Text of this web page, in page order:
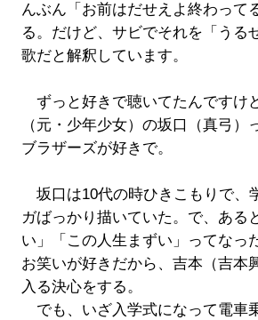
んぶん「お前はだせえよ終わって
る。だけど、サビでそれを「うる
歌だと解釈しています。
ずっと好きで聴いてたんですけ
（元・少年少女）の坂口（真弓）
ブラザーズが好きで。
坂口は10代の時ひきこもりで、
ガばっかり描いていた。で、ある
い」「この人生まずい」ってなっ
お笑いが好きだから、吉本（吉本
入る決心をする。
でも、いざ入学式になって電車